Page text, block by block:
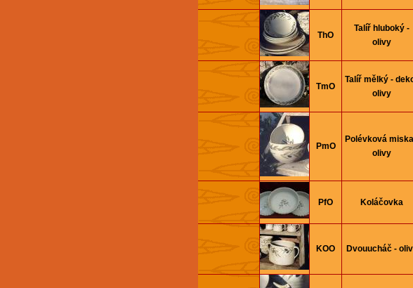
ThO
Talíř hluboký -
olivy
TmO
Talíř mělký -
olivy
PmO
Polévková
olivy
PfO Koláčovka
KOO Dvouucháč -